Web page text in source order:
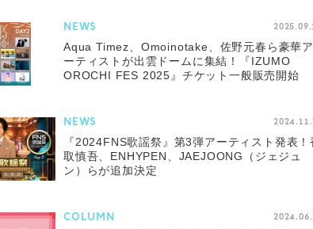
NEWS
Aqua Timez、Omoinotake、佐野元春ら豪華ア
ーティストが出雲ドームに集結！『IZUMO
OROCHI FES 2025』チケット一般販売開始
NEWS
『2024FNS歌謡祭』第3弾アーティスト発表！
取慎吾、ENHYPEN、JAEJOONG（ジェジュ
ン）らが追加決定
COLUMN